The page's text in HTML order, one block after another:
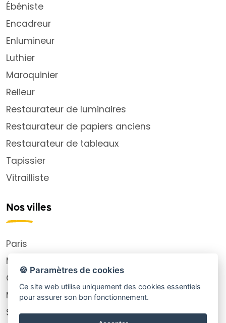
Ébéniste
Encadreur
Enlumineur
Luthier
Maroquinier
Relieur
Restaurateur de luminaires
Restaurateur de papiers anciens
Restaurateur de tableaux
Tapissier
Vitrailliste
Nos villes
Paris
Montpellier
Choisy-le-Roi
Marseille
Saint-Ouen-sur-Seine
🍪 Paramètres de cookies
Ce site web utilise uniquement des cookies essentiels
pour assurer son bon fonctionnement.